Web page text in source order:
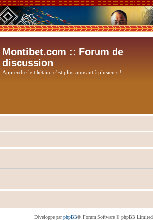
Montibet.com :: Forum de
discussion
Apprendre le tibétain, c'est plus amusant à plusieurs !
Développé parphpBB® Forum Software © phpBB Limited